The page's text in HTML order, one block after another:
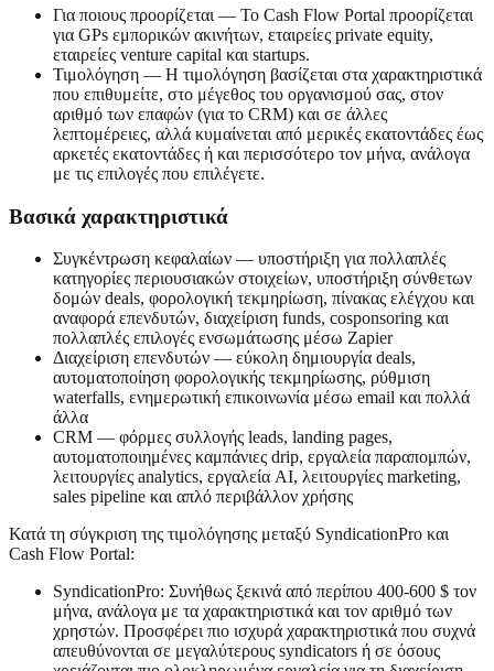
Για ποιους προορίζεται — Το Cash Flow Portal προορίζεται
για GPs εμπορικών ακινήτων, εταιρείες private equity,
εταιρείες venture capital και startups.
Τιμολόγηση — Η τιμολόγηση βασίζεται στα χαρακτηριστικά
που επιθυμείτε, στο μέγεθος του οργανισμού σας, στον
αριθμό των επαφών (για το CRM) και σε άλλες
λεπτομέρειες, αλλά κυμαίνεται από μερικές εκατοντάδες έως
αρκετές εκατοντάδες ή και περισσότερο τον μήνα, ανάλογα
με τις επιλογές που επιλέγετε.
Βασικά χαρακτηριστικά
Συγκέντρωση κεφαλαίων — υποστήριξη για πολλαπλές
κατηγορίες περιουσιακών στοιχείων, υποστήριξη σύνθετων
δομών deals, φορολογική τεκμηρίωση, πίνακας ελέγχου και
αναφορά επενδυτών, διαχείριση funds, cosponsoring και
πολλαπλές επιλογές ενσωμάτωσης μέσω Zapier
Διαχείριση επενδυτών — εύκολη δημιουργία deals,
αυτοματοποίηση φορολογικής τεκμηρίωσης, ρύθμιση
waterfalls, ενημερωτική επικοινωνία μέσω email και πολλά
άλλα
CRM — φόρμες συλλογής leads, landing pages,
αυτοματοποιημένες καμπάνιες drip, εργαλεία παραπομπών,
λειτουργίες analytics, εργαλεία AI, λειτουργίες marketing,
sales pipeline και απλό περιβάλλον χρήσης
Κατά τη σύγκριση της τιμολόγησης μεταξύ SyndicationPro και
Cash Flow Portal:
SyndicationPro: Συνήθως ξεκινά από περίπου 400-600 $ τον
μήνα, ανάλογα με τα χαρακτηριστικά και τον αριθμό των
χρηστών. Προσφέρει πιο ισχυρά χαρακτηριστικά που συχνά
απευθύνονται σε μεγαλύτερους syndicators ή σε όσους